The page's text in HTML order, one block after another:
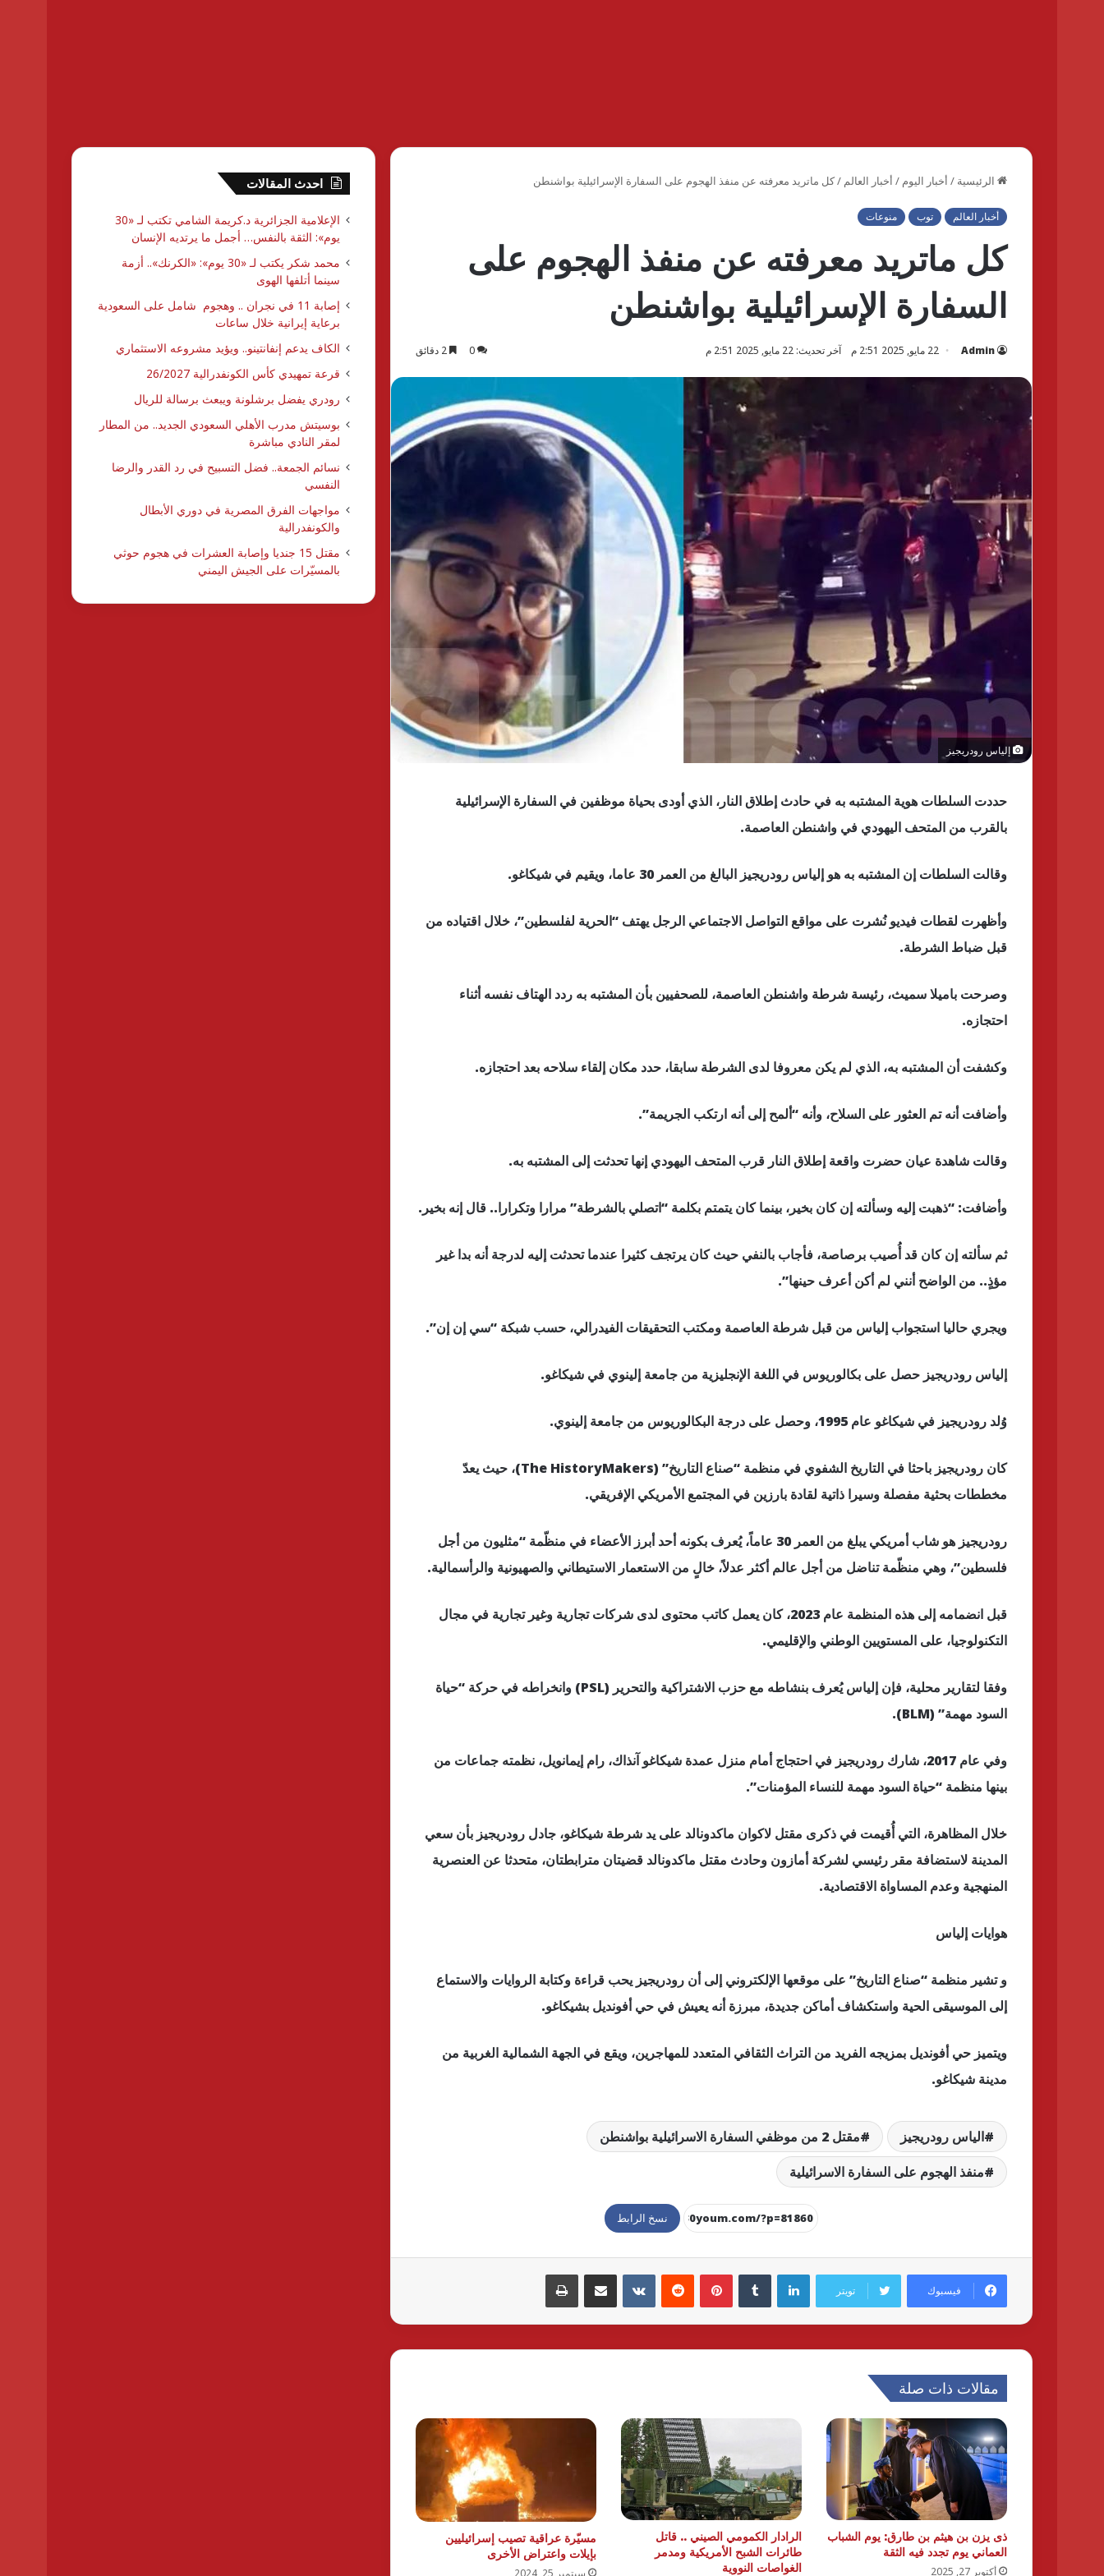
الرئيسية / أخبار اليوم / أخبار العالم /كل ماتريد معرفته عن منفذ الهجوم على السفارة الإسرائيلية بواشنطن
أخبار العالم توب منوعات
كل ماتريد معرفته عن منفذ الهجوم على
السفارة الإسرائيلية بواشنطن
Admin 22 مايو, 2025 2:51 م آخر تحديث: 22 مايو, 2025 2:51 م 0
إلياس رودريجيز
حددت السلطات هوية المشتبه به في حادث إطلاق النار، الذي أودى بحياة موظفين في السفارة الإسرائيلية
بالقرب من المتحف اليهودي في واشنطن العاصمة.
وقالت السلطات إن المشتبه به هو إلياس رودريجيز البالغ من العمر 30 عاما، ويقيم في شيكاغو.
وأظهرت لقطات فيديو نُشرت على مواقع التواصل الاجتماعي الرجل يهتف “الحرية لفلسطين”، خلال اقتياده من
قبل ضباط الشرطة.
وصرحت باميلا سميث، رئيسة شرطة واشنطن العاصمة، للصحفيين بأن المشتبه به ردد الهتاف نفسه أثناء
احتجازه.
وكشفت أن المشتبه به، الذي لم يكن معروفا لدى الشرطة سابقا، حدد مكان إلقاء سلاحه بعد احتجازه.
وأضافت أنه تم العثور على السلاح، وأنه “ألمح إلى أنه ارتكب الجريمة”.
وقالت شاهدة عيان حضرت واقعة إطلاق النار قرب المتحف اليهودي إنها تحدثت إلى المشتبه به.
وأضافت: “ذهبت إليه وسألته إن كان بخير، بينما كان يتمتم بكلمة “اتصلي بالشرطة” مرارا وتكرارا.. قال إنه بخير.
ثم سألته إن كان قد أُصيب برصاصة، فأجاب بالنفي حيث كان يرتجف كثيرا عندما تحدثت إليه لدرجة أنه بدا غير
مؤذٍ.. من الواضح أنني لم أكن أعرف حينها”.
ويجري حاليا استجواب إلياس من قبل شرطة العاصمة ومكتب التحقيقات الفيدرالي، حسب شبكة “سي إن إن”.
إلياس رودريجيز حصل على بكالوريوس في اللغة الإنجليزية من جامعة إلينوي في شيكاغو.
وُلد رودريجيز في شيكاغو عام 1995، وحصل على درجة البكالوريوس من جامعة إلينوي.
كان رودريجيز باحثا في التاريخ الشفوي في منظمة “صناع التاريخ” (The HistoryMakers)، حيث يعدّ
مخططات بحثية مفصلة وسيرا ذاتية لقادة بارزين في المجتمع الأمريكي الإفريقي.
رودريجيز هو شاب أمريكي يبلغ من العمر 30 عاماً، يُعرف بكونه أحد أبرز الأعضاء في منظّمة “مثليون من أجل
فلسطين”، وهي منظّمة تناضل من أجل عالم أكثر عدلاً، خالٍ من الاستعمار الاستيطاني والصهيونية والرأسمالية.
قبل انضمامه إلى هذه المنظمة عام 2023، كان يعمل كاتب محتوى لدى شركات تجارية وغير تجارية في مجال
التكنولوجيا، على المستويين الوطني والإقليمي.
وفقا لتقارير محلية، فإن إلياس يُعرف بنشاطه مع حزب الاشتراكية والتحرير (PSL) وانخراطه في حركة “حياة
السود مهمة” (BLM).
وفي عام 2017، شارك رودريجيز في احتجاج أمام منزل عمدة شيكاغو آنذاك، رام إيمانويل، نظمته جماعات من
بينها منظمة “حياة السود مهمة للنساء المؤمنات”.
خلال المظاهرة، التي أُقيمت في ذكرى مقتل لاكوان ماكدونالد على يد شرطة شيكاغو، جادل رودريجيز بأن سعي
المدينة لاستضافة مقر رئيسي لشركة أمازون وحادث مقتل ماكدونالد قضيتان مترابطتان، متحدثا عن العنصرية
المنهجية وعدم المساواة الاقتصادية.
هوايات إلياس
و تشير منظمة “صناع التاريخ” على موقعها الإلكتروني إلى أن رودريجيز يحب قراءة وكتابة الروايات والاستماع
إلى الموسيقى الحية واستكشاف أماكن جديدة، مبرزة أنه يعيش في حي أفونديل بشيكاغو.
ويتميز حي أفونديل بمزيجه الفريد من التراث الثقافي المتعدد للمهاجرين، ويقع في الجهة الشمالية الغربية من
مدينة شيكاغو.
الياس رودريجيز
مقتل 2 من موظفي السفارة الاسرائيلية بواشنطن
منفذ الهجوم على السفارة الاسرائيلية
نسخ الرابط
فيسبوك تويتر
لينكدإن بينتيريست مشاركة عبر البريد طباعة
مقالات ذات صلة
ذى يزن بن هيثم بن طارق: يوم الشباب
العماني يوم تجدد فيه الثقة
أكتوبر 27, 2025
الرادار الكمومي الصيني .. قاتل
طائرات الشبح الأمريكية ومدمر
الغواصات النووية
مسيّرة عراقية تصيب إسرائيليين
بإيلات واعتراض الأخرى
سبتمبر 25, 2024
احدث المقالات
الإعلامية الجزائرية د.كريمة الشامي تكتب لـ «30
يوم»: الثقة بالنفس… أجمل ما يرتديه الإنسان
محمد شكر يكتب لـ «30 يوم»: «الكرنك».. أزمة
سينما أتلفها الهوى
إصابة 11 في نجران .. وهجوم شامل على السعودية
برعاية إيرانية خلال ساعات
الكاف يدعم إنفانتينو.. ويؤيد مشروعه الاستثماري
قرعة تمهيدي كأس الكونفدرالية 26/2027
رودري يفضل برشلونة ويبعث برسالة للريال
بوسيتش مدرب الأهلي السعودي الجديد.. من المطار
لمقر النادي مباشرة
نسائم الجمعة.. فضل التسبيح في رد القدر والرضا
النفسي
مواجهات الفرق المصرية في دوري الأبطال
والكونفدرالية
مقتل 15 جنديا وإصابة العشرات في هجوم حوثي
بالمسيّرات على الجيش اليمني